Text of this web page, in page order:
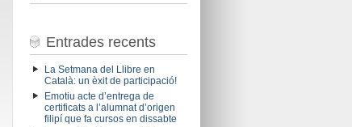
Entrades recents
La Setmana del Llibre en
Català: un èxit de participació!
Emotiu acte d’entrega de
certificats a l’alumnat d’origen
filipí que fa cursos en dissabte